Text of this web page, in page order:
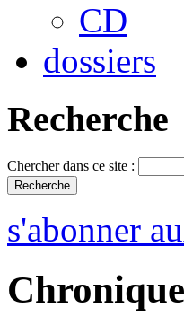
CD
dossiers
Recherche
Chercher dans ce site :
s'abonner